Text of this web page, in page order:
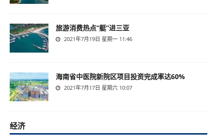
旅游消费热点“艇”进三亚
2021年7月19日 星期一 11:46
海南省中医院新院区项目投资完成率达60%
2021年7月17日 星期六 10:07
经济